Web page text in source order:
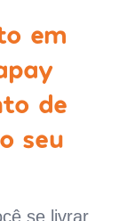
em
de
seu
se livrar